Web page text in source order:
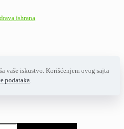
vaše iskustvo. Korišćenjem ovog sajta
podataka